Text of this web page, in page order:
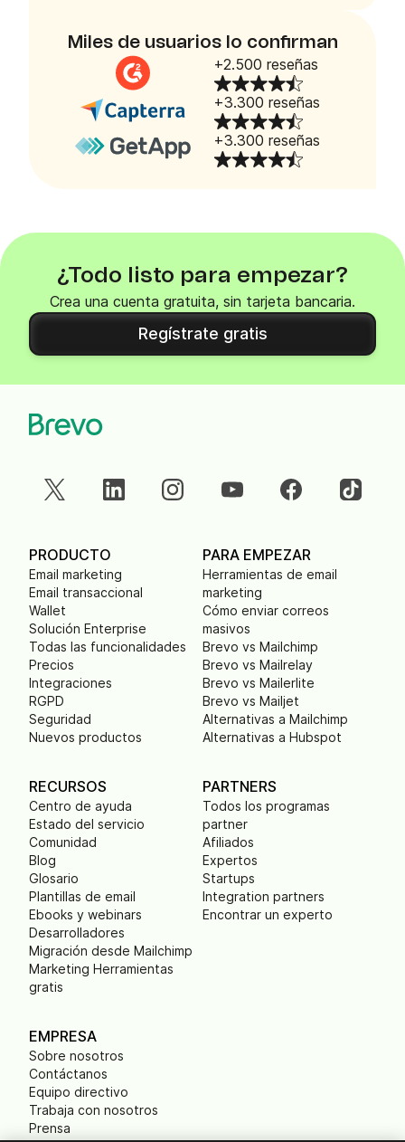
Miles de usuarios lo confirman
+2.500 reseñas
+3.300 reseñas
+3.300 reseñas
¿Todo listo para empezar?
Crea una cuenta gratuita, sin tarjeta bancaria.
Regístrate gratis
PRODUCTO
Email marketing
Email transaccional
Wallet
Solución Enterprise
Todas las funcionalidades
Precios
Integraciones
RGPD
Seguridad
Nuevos productos
PARA EMPEZAR
Herramientas de email
marketing
Cómo enviar correos
masivos
Brevo vs Mailchimp
Brevo vs Mailrelay
Brevo vs Mailerlite
Brevo vs Mailjet
Alternativas a Mailchimp
Alternativas a Hubspot
RECURSOS
Centro de ayuda
Estado del servicio
Comunidad
Blog
Glosario
Plantillas de email
Ebooks y webinars
Desarrolladores
Migración desde Mailchimp
Marketing Herramientas
gratis
PARTNERS
Todos los programas
partner
Afiliados
Expertos
Startups
Integration partners
Encontrar un experto
EMPRESA
Sobre nosotros
Contáctanos
Equipo directivo
Trabaja con nosotros
Prensa